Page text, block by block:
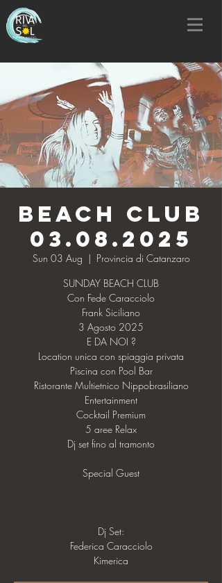
BEACH CLUB
03.08.2025
Sun 03 Aug
  |
Provincia di Catanzaro
SUNDAY BEACH CLUB
Con Fede Caracciolo
Frank Siciliano
3 Agosto 2025
E DA NOI ?
Location unica con spiaggia privata
Piscina con Pool Bar
Ristorante Multietnico Nippobrasiliano
Entertainment
Cocktail Premium
5 aree Relax
Dj set fino al tramonto
Special Guest
Dj Set:
Federica Caracciolo